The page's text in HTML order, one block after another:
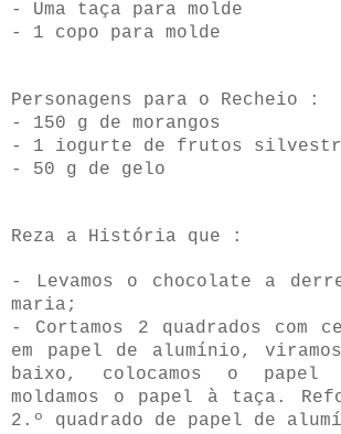
- Uma taça para molde
- 1 copo para molde
Personagens para o Recheio :
- 150 g de morangos
- 1 iogurte de frutos
- 50 g de gelo
Reza a História que :
- Levamos o chocolate a
maria;
- Cortamos 2 quadrados com
em papel de alumínio,
baixo, colocamos o
moldamos o papel à taça.
2.º quadrado de papel de